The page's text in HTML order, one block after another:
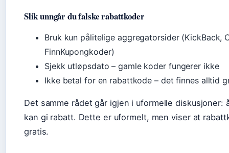
Slik unngår du falske rabattkoder
Bruk kun pålitelige aggregatorsider (KickBack,
FinnKupongkoder)
Sjekk utløpsdato – gamle koder fungerer ikke
Ikke betal for en rabattkode – det finnes alltid
Det samme rådet går igjen i uformelle diskusjoner:
kan gi rabatt. Dette er uformelt, men viser at
gratis.